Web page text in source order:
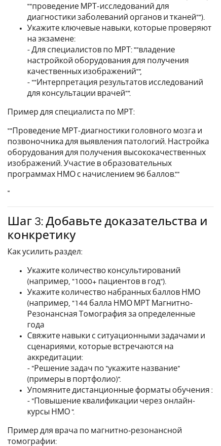
""проведение МРТ-исследований для
диагностики заболеваний органов и тканей"").
Укажите ключевые навыки, которые проверяют
на экзамене:
- Для специалистов по МРТ: ""владение
настройкой оборудования для получения
качественных изображений"",
- ""Интерпретация результатов исследований
для консультации врачей"".
Пример для специалиста по МРТ:
""Проведение МРТ-диагностики головного мозга и
позвоночника для выявления патологий. Настройка
оборудования для получения высококачественных
изображений. Участие в образовательных
программах НМО с начислением 96 баллов.""
"
Шаг 3: Добавьте доказательства и
конкретику
Как усилить раздел:
Укажите количество консультирований
(например, "1000+ пациентов в год").
Укажите количество набранных баллов НМО
(например, "144 балла НМО МРТ Магнитно-
Резонансная Томография за определенные
года
Свяжите навыки с ситуационными задачами и
сценариями, которые встречаются на
аккредитации:
- "Решение задач по "укажите название"
(примеры в портфолио)".
Упомяните дистанционные форматы обучения :
- "Повышение квалификации через онлайн-
курсы НМО ".
Пример для врача по магнитно‑резонансной
томографии: